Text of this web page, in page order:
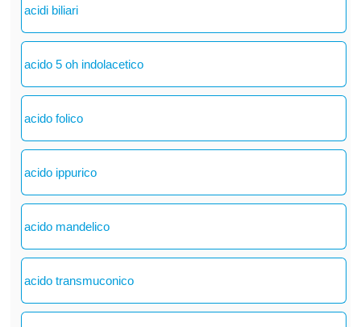
acidi biliari
acido 5 oh indolacetico
acido folico
acido ippurico
acido mandelico
acido transmuconico